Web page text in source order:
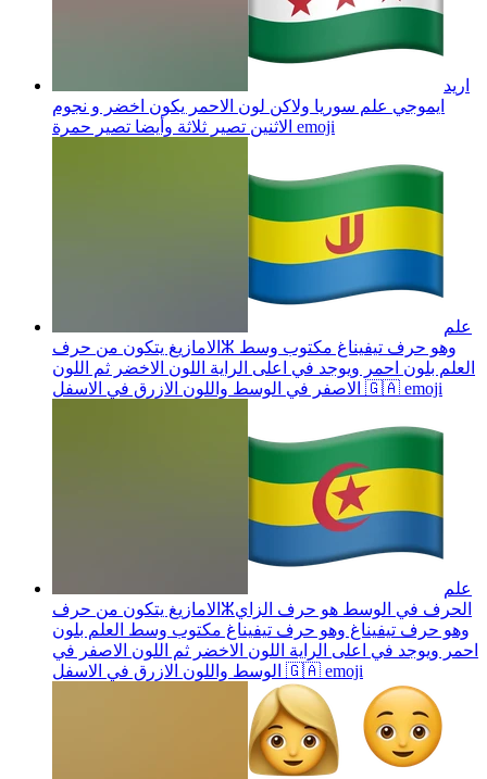
اريد
ايموجي علم سوريا ولاكن لون الاحمر يكون اخضر و نجوم
الاثنين تصير ثلاثة وأيضا تصير حمرة emoji
علم
الامازيغ يتكون من حرفⵣ وهو حرف تيفيناغ مكتوب وسط
العلم بلون احمر ويوجد في اعلى الراية اللون الاخضر ثم اللون
الاصفر في الوسط واللون الازرق في الاسفل 🇬🇦 emoji
علم
الامازيغ يتكون من حرفⵣالحرف في الوسط هو حرف الزاي
وهو حرف تيفيناغ وهو حرف تيفيناغ مكتوب وسط العلم بلون
احمر ويوجد في اعلى الراية اللون الاخضر ثم اللون الاصفر في
الوسط واللون الازرق في الاسفل 🇬🇦 emoji